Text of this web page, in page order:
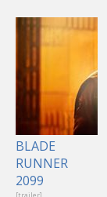
BLADE
RUNNER
2099
[trailer]